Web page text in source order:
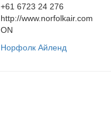
+61 6723 24 276
http://www.norfolkair.com
ON
Норфолк Айленд